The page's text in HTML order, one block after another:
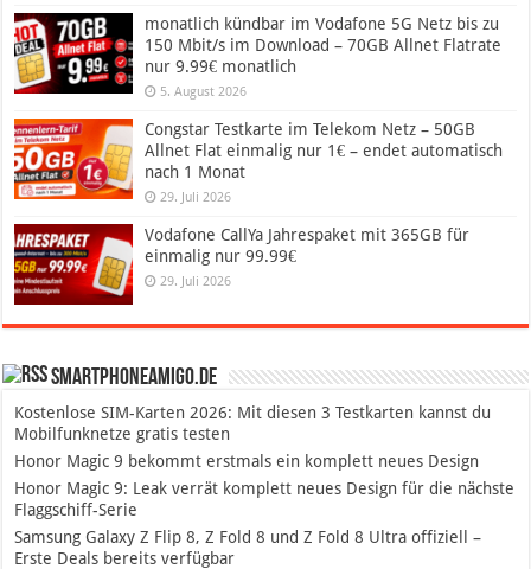
monatlich kündbar im Vodafone 5G Netz bis zu
150 Mbit/s im Download – 70GB Allnet Flatrate
nur 9.99€ monatlich
5. August 2026
Congstar Testkarte im Telekom Netz – 50GB
Allnet Flat einmalig nur 1€ – endet automatisch
nach 1 Monat
29. Juli 2026
Vodafone CallYa Jahrespaket mit 365GB für
einmalig nur 99.99€
29. Juli 2026
SmartphoneAmigo.de
Kostenlose SIM-Karten 2026: Mit diesen 3 Testkarten kannst du
Mobilfunknetze gratis testen
Honor Magic 9 bekommt erstmals ein komplett neues Design
Honor Magic 9: Leak verrät komplett neues Design für die nächste
Flaggschiff-Serie
Samsung Galaxy Z Flip 8, Z Fold 8 und Z Fold 8 Ultra offiziell –
Erste Deals bereits verfügbar